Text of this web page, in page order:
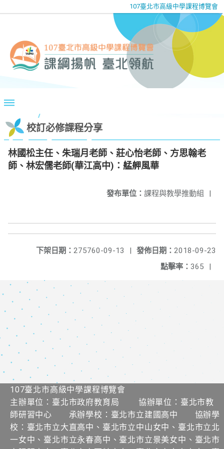
107臺北市高級中學課程博覽會
校訂必修課程分享
林國松主任、朱瑞月老師、莊心怡老師、方思翰老
師、林宏儒老師(華江高中)：艋舺風華
發布單位： 課程與教學推動組 |
發佈日期： 2018-09-23
下架日期： 275760-09-13
|
點擊率： 365 |
107臺北市高級中學課程博覽會
主辦單位：臺北市政府教育局 協辦單位：臺北市教
師研習中心 承辦學校：臺北市立建國高中 協辦學
校：臺北市立大直高中、臺北市立中山女中、臺北市立北
一女中、臺北市立永春高中、臺北市立景美女中、臺北市